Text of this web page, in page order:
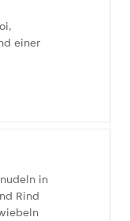
einer
in
Rind